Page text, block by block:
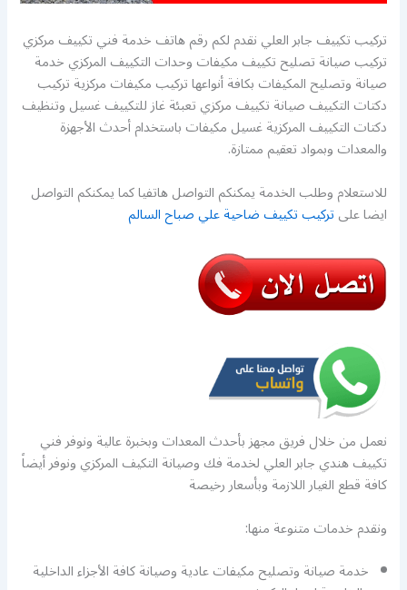
تركيب تكييف جابر العلي نقدم لكم رقم هاتف خدمة فني تكييف مركزي
تركيب صيانة تصليح تكييف مكيفات وحدات التكييف المركزي خدمة
صيانة وتصليح المكيفات بكافة أنواعها تركيب مكيفات مركزية تركيب
دكتات التكييف صيانة تكييف مركزي تعبئة غاز للتكييف غسيل وتنظيف
دكتات التكييف المركزية غسيل مكيفات باستخدام أحدث الأجهزة
والمعدات وبمواد تعقيم ممتازة.
للاستعلام وطلب الخدمة يمكنكم التواصل هاتفيا كما يمكنكم التواصل
ايضا علىتركيب تكييف ضاحية علي صباح السالم
نعمل من خلال فريق مجهز بأحدث المعدات وبخبرة عالية ونوفر فني
تكييف هندي جابر العلي لخدمة فك وصيانة التكيف المركزي ونوفر أيضاً
كافة قطع الغيار اللازمة وبأسعار رخيصة
ونقدم خدمات متنوعة منها:
خدمة صيانة وتصليح مكيفات عادية وصيانة كافة الأجزاء الداخلية